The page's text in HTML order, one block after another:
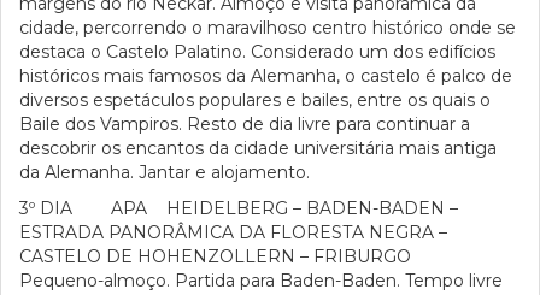
cidade, percorrendo o maravilhoso centro histórico onde se
destaca o Castelo Palatino. Considerado um dos edifícios
históricos mais famosos da Alemanha, o castelo é palco de
diversos espetáculos populares e bailes, entre os quais o
Baile dos Vampiros. Resto de dia livre para continuar a
descobrir os encantos da cidade universitária mais antiga
da Alemanha. Jantar e alojamento.
3º DIA APA HEIDELBERG – BADEN-BADEN –
ESTRADA PANORÂMICA DA FLORESTA NEGRA –
CASTELO DE HOHENZOLLERN – FRIBURGO
Pequeno-almoço. Partida para Baden-Baden. Tempo livre